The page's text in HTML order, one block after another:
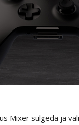
Mixer sulgeda ja